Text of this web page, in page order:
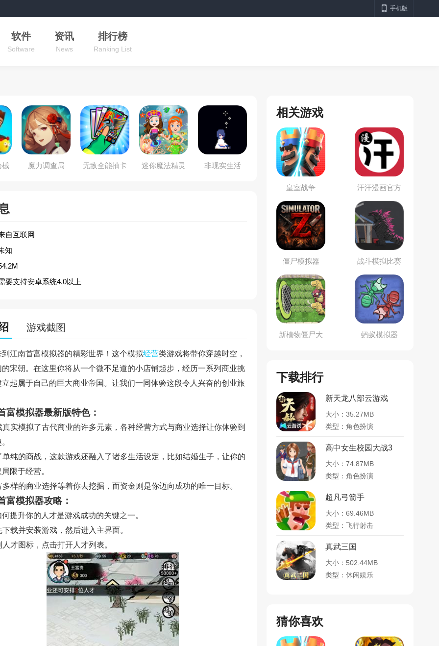
手机版
软件
Software
资讯
News
排行榜
Ranking List
械
魔力调查局
无敌全能抽卡
迷你魔法精灵
非现实生活
自互联网
知
要支持安卓系统4.0以上
游戏截图
到江南首富模拟器的精彩世界！这个模拟经营类游戏将带你穿越时空，
宋朝。在这里你将从一个微不足道的小店铺起步，经历一系列商业挑
起属于自己的巨大商业帝国。让我们一同体验这段令人兴奋的创业旅
富模拟器最新版特色：
真实模拟了古代商业的许多元素，各种经营方式与商业选择让你体验到
单纯的商战，这款游戏还融入了诸多生活设定，比如结婚生子，让你的
限于经营。
多样的商业选择等着你去挖掘，而资金则是你迈向成功的唯一目标。
富模拟器攻略：
提升你的人才是游戏成功的关键之一。
下载并安装游戏，然后进入主界面。
人才图标，点击打开人才列表。
相关游戏
皇室战争
汗汗漫画官方
版
僵尸模拟器 战斗模拟比赛
新植物僵尸大
蚂蚁模拟器
下载排行
新天龙八部云游戏
大小：35.27MB
类型：角色扮演
高中女生校园大战3
大小：74.87MB
类型：角色扮演
超凡弓箭手
大小：69.46MB
类型：飞行射击
真武三国
大小：502.44MB
类型：休闲娱乐
猜你喜欢